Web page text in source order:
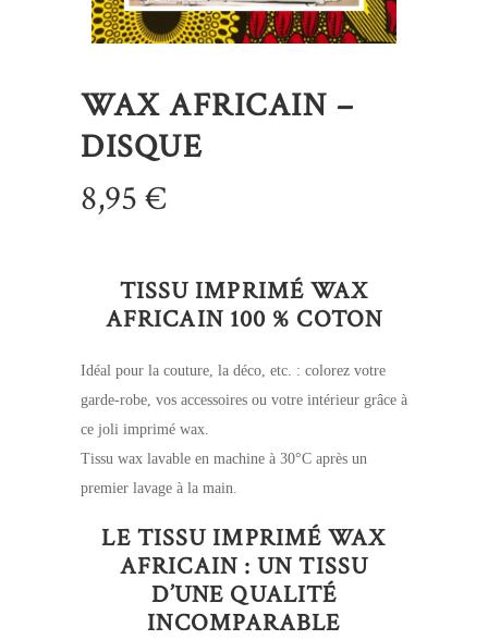
WAX AFRICAIN –
DISQUE
8,95€
TISSU IMPRIMÉ WAX
AFRICAIN 100 % COTON
Idéal pour la couture, la déco, etc. : colorez votre
garde-robe, vos accessoires ou votre intérieur grâce à
ce joli imprimé wax.
Tissu wax lavable en machine à 30°C après un
premier lavage à la main.
LE TISSU IMPRIMÉ WAX
AFRICAIN : UN TISSU
D’UNE QUALITÉ
INCOMPARABLE